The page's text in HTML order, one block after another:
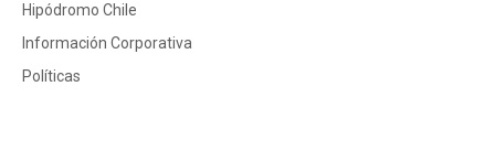
Hipódromo Chile
Información Corporativa
Políticas